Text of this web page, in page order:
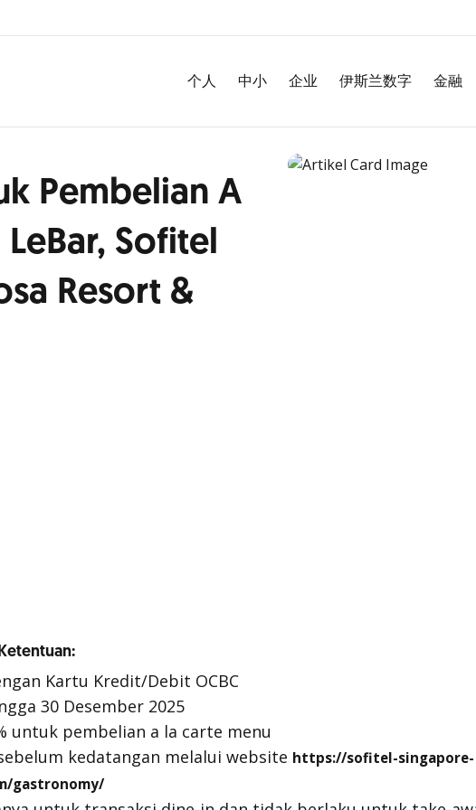
个人 中小 企业 伊斯兰数字 金融
Pembelian A
Sofitel
Resort &
Kartu Kredit/Debit OCBC
30 Desember 2025
untuk pembelian a la carte menu
kedatangan melalui website https://sofitel-singapore-
gastronomy/